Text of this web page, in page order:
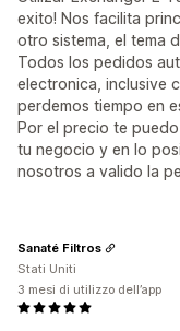
exito! Nos facilita
otro sistema, el tema
Todos los pedidos
electronica, inclusive
perdemos tiempo en
Por el precio te
tu negocio y en lo
nosotros a valido la
Sanaté Filtros
Stati Uniti
3 mesi di utilizzo dell’app